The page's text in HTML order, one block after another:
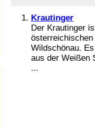
Krautinger
Der Krautinger
österreichischen
Wildschönau.
aus der Weißen
...